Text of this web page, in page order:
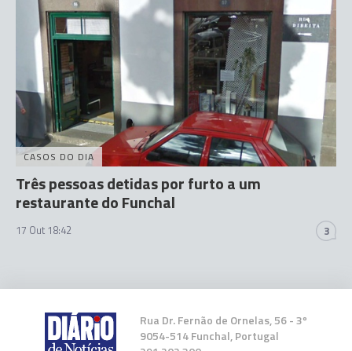
CASOS DO DIA
Três pessoas detidas por furto a um
restaurante do Funchal
17 Out 18:42 3
Rua Dr. Fernão de Ornelas, 56 - 3º
9054-514 Funchal, Portugal